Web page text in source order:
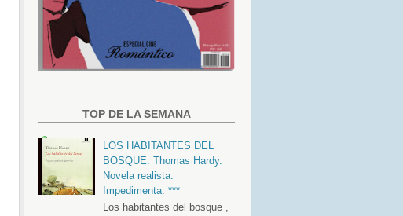
TOP DE LA SEMANA
LOS HABITANTES DEL
BOSQUE. Thomas Hardy.
Novela realista.
Impedimenta. ***
Los habitantes del bosque ,